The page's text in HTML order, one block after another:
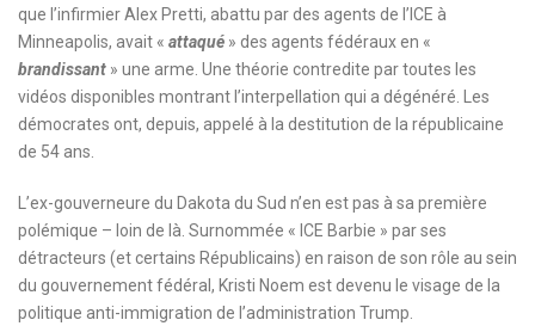
que l’infirmier Alex Pretti, abattu par des agents de l’ICE à
Minneapolis, avait « attaqué » des agents fédéraux en «
brandissant » une arme. Une théorie contredite par toutes les
vidéos disponibles montrant l’interpellation qui a dégénéré. Les
démocrates ont, depuis, appelé à la destitution de la républicaine
de 54 ans.
L’ex-gouverneure du Dakota du Sud n’en est pas à sa première
polémique – loin de là. Surnommée « ICE Barbie » par ses
détracteurs (et certains Républicains) en raison de son rôle au sein
du gouvernement fédéral, Kristi Noem est devenu le visage de la
politique anti-immigration de l’administration Trump.